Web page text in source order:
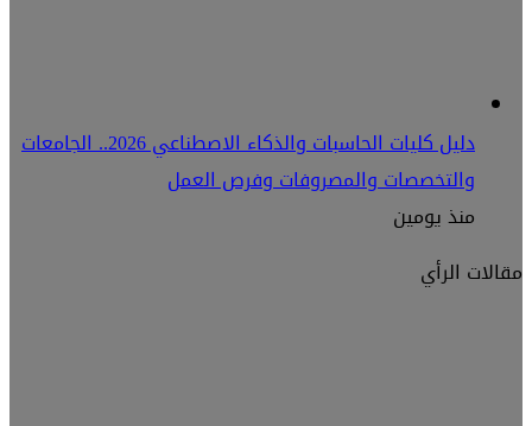
دليل كليات الحاسبات والذكاء الاصطناعي 2026.. الجامعات
والتخصصات والمصروفات وفرص العمل
منذ يومين
مقالات الرأي